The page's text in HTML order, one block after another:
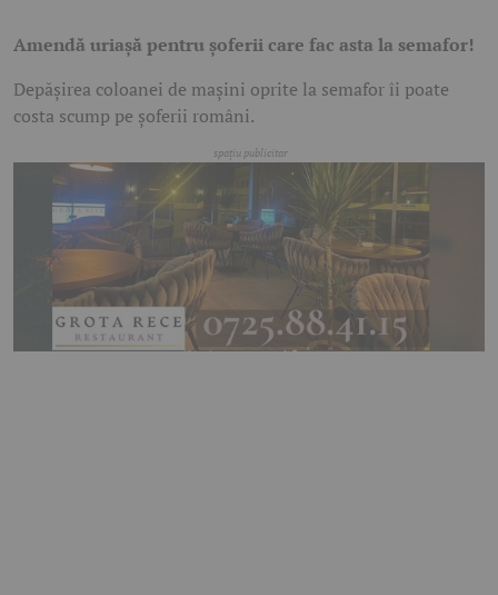
Amendă uriașă pentru șoferii care fac asta la semafor!
Depășirea coloanei de mașini oprite la semafor îi poate
costa scump pe șoferii români.